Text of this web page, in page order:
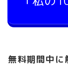
無料期間中に